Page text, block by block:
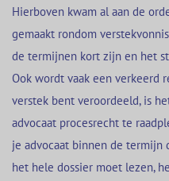
Hierboven kwam al aan de
gemaakt rondom
de termijnen kort zijn en het
Ook wordt vaak een verkeerd
verstek bent veroordeeld, is
advocaat procesrecht te
je advocaat binnen de termijn
het hele dossier moet lezen,